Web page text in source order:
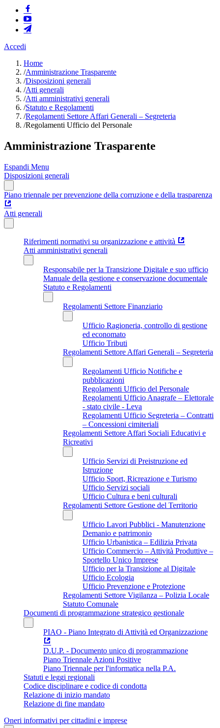
Accedi
Home
/Amministrazione Trasparente
/Disposizioni generali
/Atti generali
/Atti amministrativi generali
/Statuto e Regolamenti
/Regolamenti Settore Affari Generali – Segreteria
/Regolamenti Ufficio del Personale
Amministrazione Trasparente
Espandi Menu
Disposizioni generali
Piano triennale per prevenzione della corruzione e della trasparenza
Atti generali
Riferimenti normativi su organizzazione e attività
Atti amministrativi generali
Responsabile per la Transizione Digitale e suo ufficio
Manuale della gestione e conservazione documentale
Statuto e Regolamenti
Regolamenti Settore Finanziario
Ufficio Ragioneria, controllo di gestione
ed economato
Ufficio Tributi
Regolamenti Settore Affari Generali – Segreteria
Regolamenti Ufficio Notifiche e
pubblicazioni
Regolamenti Ufficio del Personale
Regolamenti Ufficio Anagrafe – Elettorale
- stato civile - Leva
Regolamenti Ufficio Segreteria – Contratti
– Concessioni cimiteriali
Regolamenti Settore Affari Sociali Educativi e
Ricreativi
Ufficio Servizi di Preistruzione ed
Istruzione
Ufficio Sport, Ricreazione e Turismo
Ufficio Servizi sociali
Ufficio Cultura e beni culturali
Regolamenti Settore Gestione del Territorio
Ufficio Lavori Pubblici - Manutenzione
Demanio e patrimonio
Ufficio Urbanistica – Edilizia Privata
Ufficio Commercio – Attività Produttive –
Sportello Unico Imprese
Ufficio per la Transizione al Digitale
Ufficio Ecologia
Ufficio Prevenzione e Protezione
Regolamenti Settore Vigilanza – Polizia Locale
Statuto Comunale
Documenti di programmazione strategico gestionale
PIAO - Piano Integrato di Attività ed Organizzazione
D.U.P. - Documento unico di programmazione
Piano Triennale Azioni Positive
Piano Triennale per l'informatica nella P.A.
Statuti e leggi regionali
Codice disciplinare e codice di condotta
Relazione di inizio mandato
Relazione di fine mandato
Oneri informativi per cittadini e imprese